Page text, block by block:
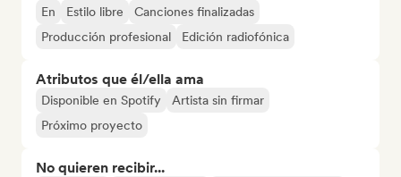
En Estilo libre
Canciones finalizadas
Producción profesional
Edición radiofónica
Atributos que él/ella ama
Disponible en Spotify
Artista sin firmar
Próximo proyecto
No quieren recibir...